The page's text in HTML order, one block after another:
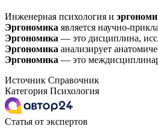
Инженерная психология и
Эргономика является научно-
Эргономика — это дисциплина,
Эргономика анализирует
Эргономика — это
Источник Справочник
Категория Психология
Статья от экспертов